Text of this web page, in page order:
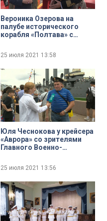
Вероника Озерова на
палубе исторического
корабля «Полтава» с
25 июля 2021 13:58
Юля Чеснокова у крейсера
«Аврора» со зрителями
Главного Военно-
25 июля 2021 13:56